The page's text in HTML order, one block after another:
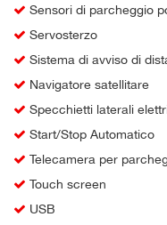
Sensori di parcheggio
Servosterzo
Sistema di avviso di
Navigatore satellitare
Specchietti laterali
Start/Stop Automatico
Telecamera per
Touch screen
USB